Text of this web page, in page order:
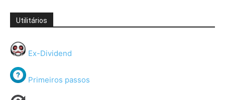
Utilitários
Ex-Dividend
Primeiros passos